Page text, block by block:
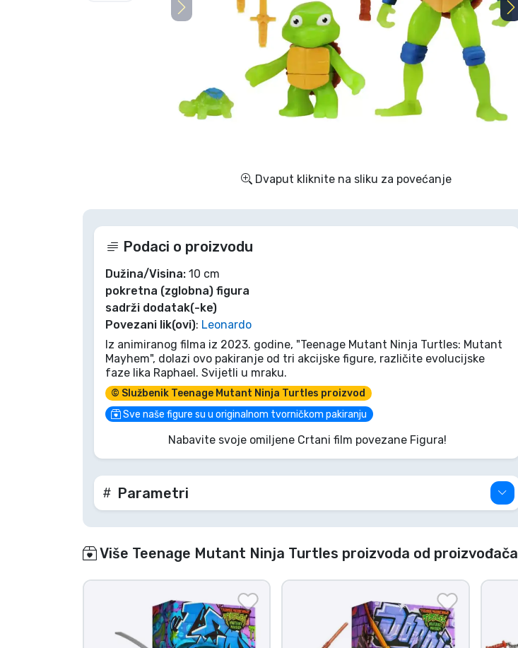
Dvaput kliknite na sliku za povećanje
Podaci o proizvodu
Dužina/Visina: 10 cm
pokretna (zglobna) figura
sadrži dodatak(-ke)
Povezani lik(ovi): Leonardo
Iz animiranog filma iz 2023. godine, "Teenage Mutant Ninja Turtles: Mutant
Mayhem", dolazi ovo pakiranje od tri akcijske figure, različite evolucijske
faze lika Raphael. Svijetli u mraku.
© Službenik Teenage Mutant Ninja Turtles proizvod
Sve naše figure su u originalnom tvorničkom pakiranju
Nabavite svoje omiljene Crtani film povezane Figura!
Parametri
Više Teenage Mutant Ninja Turtles proizvoda od proizvođača
Sportski proizvodi
Glazbeni proizvodi
Vrste proizvoda